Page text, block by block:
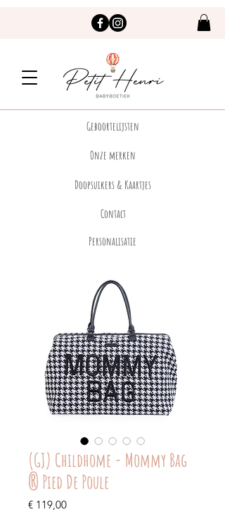
Geboortelijsten
Onze merken
Doopsuikers & Kaartjes
Contact
Personalisatie
(GJ) Childhome - Mommy Bag
® Pied De Poule
€ 119,00Prijs